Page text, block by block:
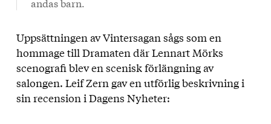
Uppsättningen av Vintersagan sågs som en
hommage till Dramaten där Lennart Mörks
scenografi blev en scenisk förlängning av
salongen. Leif Zern gav en utförlig beskrivning i
sin recension i Dagens Nyheter: